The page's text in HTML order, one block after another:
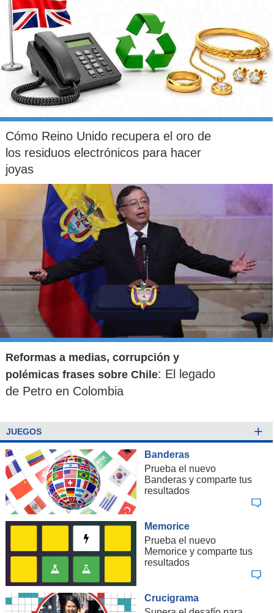
Cómo Reino Unido recupera el oro de
los residuos electrónicos para hacer
joyas
Reformas a medias, corrupción y
polémicas frases sobre Chile: El legado
de Petro en Colombia
JUEGOS +
Banderas
Prueba el nuevo
Banderas y comparte tus
resultados
Memorice
Prueba el nuevo
Memorice y comparte tus
resultados
Crucigrama